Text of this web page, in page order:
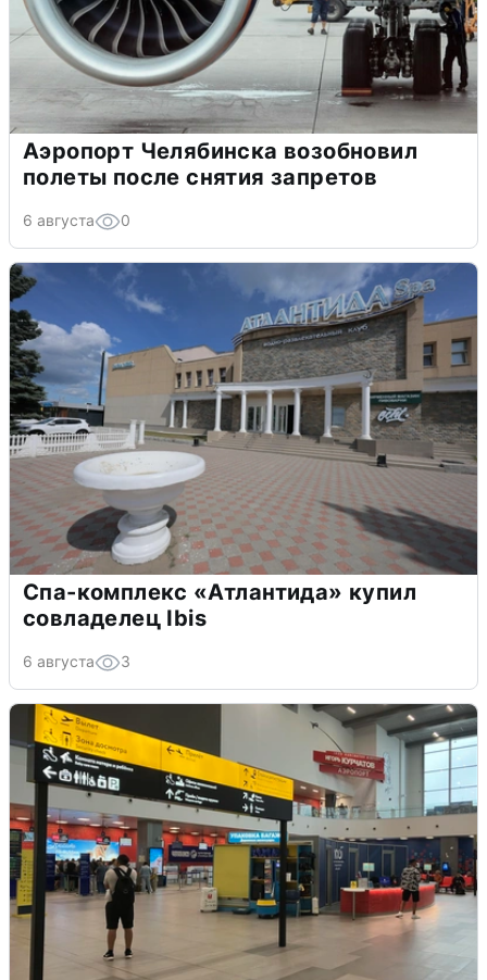
Аэропорт Челябинска возобновил
полеты после снятия запретов
6 августа 0
Спа-комплекс «Атлантида» купил
совладелец Ibis
6 августа 3